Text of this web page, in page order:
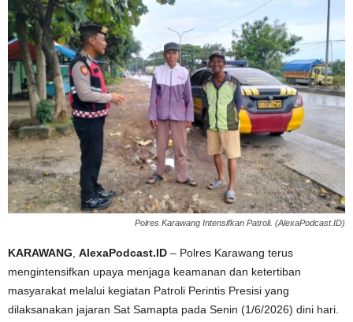
Polres Karawang Intensifkan Patroli. (AlexaPodcast.ID)
KARAWANG AlexaPodcast.ID – Polres Karawang terus
mengintensifkan upaya menjaga keamanan dan ketertiban
masyarakat melalui kegiatan Patroli Perintis Presisi yang
dilaksanakan jajaran Sat Samapta pada Senin (1/6/2026) dini hari.